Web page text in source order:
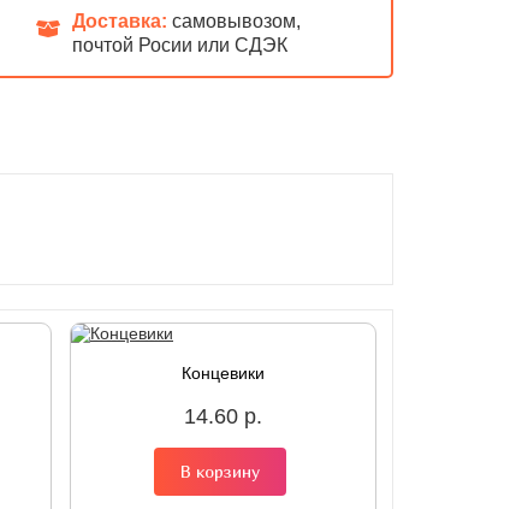
Доставка: самовывозом,
почтой Росии или СДЭК
Концевики
14.60 р.
В корзину